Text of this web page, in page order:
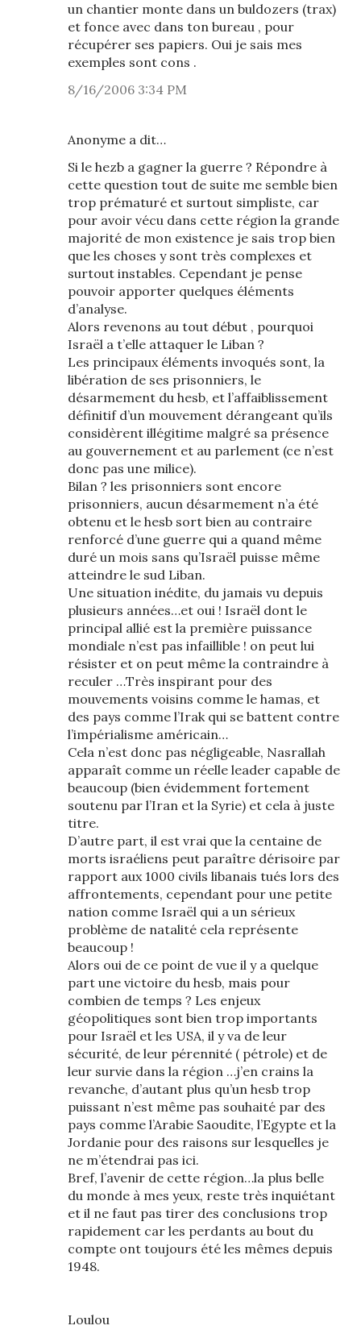
un chantier monte dans un buldozers (trax)
et fonce avec dans ton bureau , pour
récupérer ses papiers. Oui je sais mes
exemples sont cons .
8/16/2006 3:34 PM
Anonyme a dit…
Si le hezb a gagner la guerre ? Répondre à
cette question tout de suite me semble bien
trop prématuré et surtout simpliste, car
pour avoir vécu dans cette région la grande
majorité de mon existence je sais trop bien
que les choses y sont très complexes et
surtout instables. Cependant je pense
pouvoir apporter quelques éléments
d’analyse.
Alors revenons au tout début , pourquoi
Israël a t’elle attaquer le Liban ?
Les principaux éléments invoqués sont, la
libération de ses prisonniers, le
désarmement du hesb, et l’affaiblissement
définitif d’un mouvement dérangeant qu’ils
considèrent illégitime malgré sa présence
au gouvernement et au parlement (ce n’est
donc pas une milice).
Bilan ? les prisonniers sont encore
prisonniers, aucun désarmement n’a été
obtenu et le hesb sort bien au contraire
renforcé d’une guerre qui a quand même
duré un mois sans qu’Israël puisse même
atteindre le sud Liban.
Une situation inédite, du jamais vu depuis
plusieurs années…et oui ! Israël dont le
principal allié est la première puissance
mondiale n’est pas infaillible ! on peut lui
résister et on peut même la contraindre à
reculer …Très inspirant pour des
mouvements voisins comme le hamas, et
des pays comme l’Irak qui se battent contre
l’impérialisme américain…
Cela n’est donc pas négligeable, Nasrallah
apparaît comme un réelle leader capable de
beaucoup (bien évidemment fortement
soutenu par l’Iran et la Syrie) et cela à juste
titre.
D’autre part, il est vrai que la centaine de
morts israéliens peut paraître dérisoire par
rapport aux 1000 civils libanais tués lors des
affrontements, cependant pour une petite
nation comme Israël qui a un sérieux
problème de natalité cela représente
beaucoup !
Alors oui de ce point de vue il y a quelque
part une victoire du hesb, mais pour
combien de temps ? Les enjeux
géopolitiques sont bien trop importants
pour Israël et les USA, il y va de leur
sécurité, de leur pérennité ( pétrole) et de
leur survie dans la région …j’en crains la
revanche, d’autant plus qu’un hesb trop
puissant n’est même pas souhaité par des
pays comme l’Arabie Saoudite, l’Egypte et la
Jordanie pour des raisons sur lesquelles je
ne m’étendrai pas ici.
Bref, l’avenir de cette région…la plus belle
du monde à mes yeux, reste très inquiétant
et il ne faut pas tirer des conclusions trop
rapidement car les perdants au bout du
compte ont toujours été les mêmes depuis
1948.
Loulou